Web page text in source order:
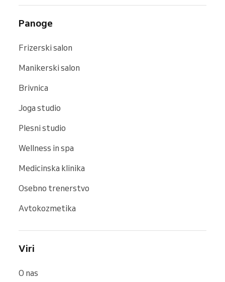
Panoge
Frizerski salon
Manikerski salon
Brivnica
Joga studio
Plesni studio
Wellness in spa
Medicinska klinika
Osebno trenerstvo
Avtokozmetika
Viri
O nas